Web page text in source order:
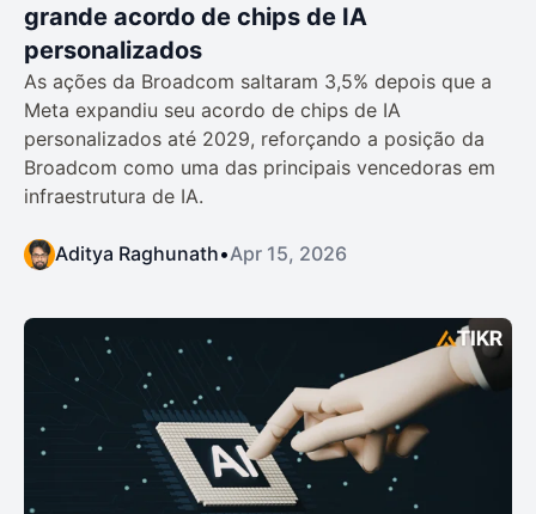
grande acordo de chips de IA
personalizados
As ações da Broadcom saltaram 3,5% depois que a
Meta expandiu seu acordo de chips de IA
personalizados até 2029, reforçando a posição da
Broadcom como uma das principais vencedoras em
infraestrutura de IA.
Aditya Raghunath•Apr 15, 2026